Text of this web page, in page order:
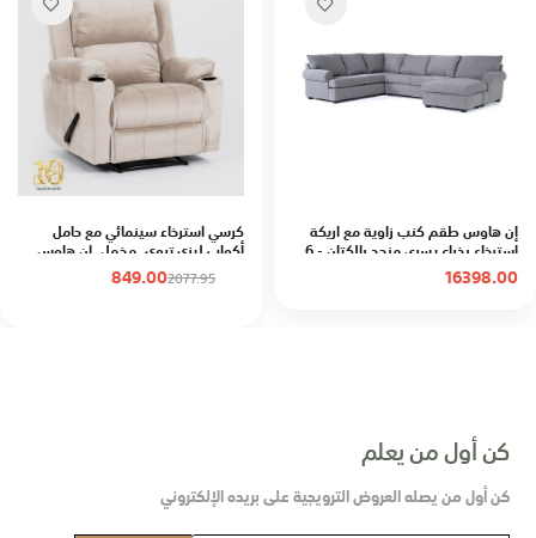
إن هاوس طقم كنب زاوية مع اريكة
استرخاء بذراع يسرى منجد بالكتان - 6
مقاعد - رمادي
16398.00
كرسي استرخاء سينمائي مع حامل
أكواب ليزي تروي, مخمل, إن هاوس
849.002077.95
كن أول من يعلم
كن أول من يصله العروض الترويجية على بريده الإلكتروني